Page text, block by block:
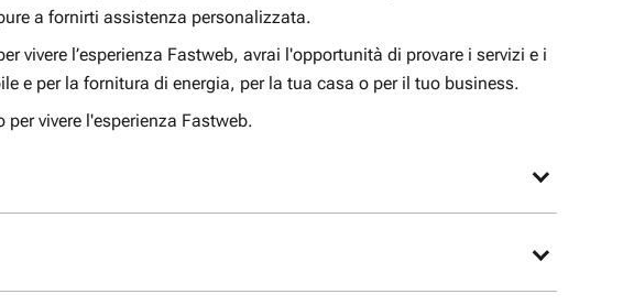
a fornirti assistenza personalizzata.
vivere l’esperienza Fastweb, avrai l'opportunità di provare i servizi e i
e per la fornitura di energia, per la tua casa o per il tuo business.
vivere l'esperienza Fastweb.